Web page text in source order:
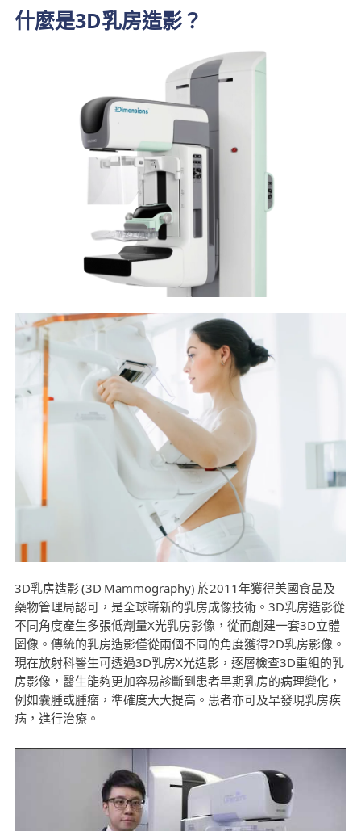
什麼是3D乳房造影？
3D乳房造影 (3D Mammography) 於2011年獲得美國食品及
藥物管理局認可，是全球嶄新的乳房成像技術。3D乳房造影從
不同角度產生多張低劑量X光乳房影像，從而創建一套3D立體
圖像。傳統的乳房造影僅從兩個不同的角度獲得2D乳房影像。
現在放射科醫生可透過3D乳房X光造影，逐層檢查3D重組的乳
房影像，醫生能夠更加容易診斷到患者早期乳房的病理變化，
例如囊腫或腫瘤，準確度大大提高。患者亦可及早發現乳房疾
病，進行治療。